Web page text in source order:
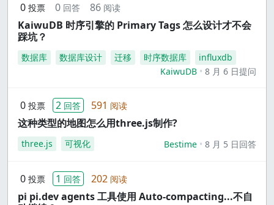
0 投票 0 回答 86 阅读
KaiwuDB 时序引擎的 Primary Tags 怎么设计才不会
踩坑？
数据库 数据库设计 迁移 时序数据库
influxdb
KaiwuDB
8 月 6 日提问
0 投票 2 回答 591 阅读
这种类型的地图怎么用three.js制作?
three.js 可视化 Bestime 8 月 5 日回答
0 投票 1 回答 202 阅读
pi pi.dev agents 工具使用 Auto-compacting...不自